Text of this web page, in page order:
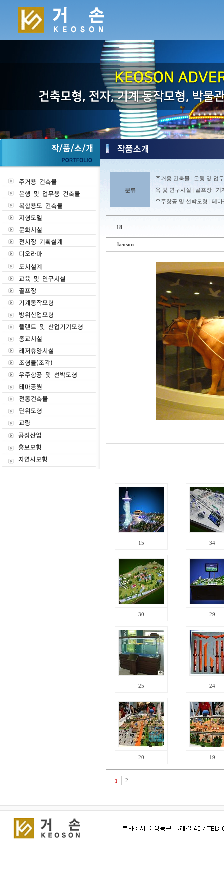
분류
주거용 건축물
은행 및 업
육 및 연구시설
골프장
기
우주항공 및 선박모형
테마
18
keoson
15 34
30 29
25 24
20 19
1 2